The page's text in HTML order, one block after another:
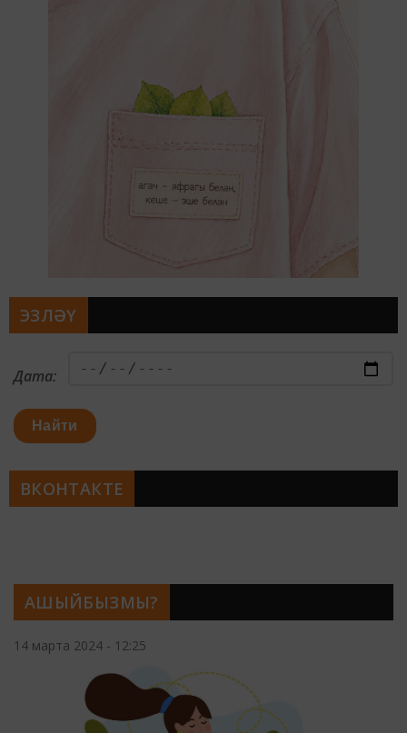
АШЫЙБЫЗМЫ?
14 марта 2024 - 12:25
ЭЗЛӘҮ
Дата:
Найти
ВКОНТАКТЕ